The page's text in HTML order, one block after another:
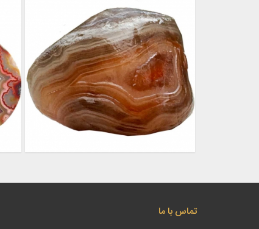
تماس با ما